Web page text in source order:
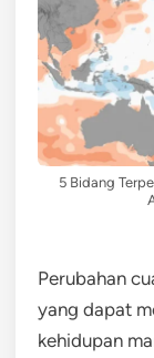
5 Bidang
Perubahan
yang dapat
kehidupan